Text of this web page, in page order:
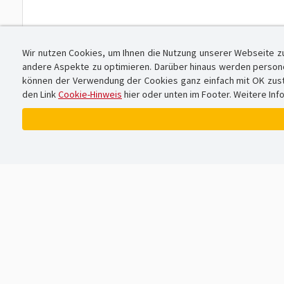
Wir nutzen Cookies, um Ihnen die Nutzung unserer
andere Aspekte zu optimieren. Darüber hinaus werden
können der Verwendung der Cookies ganz einfach mit OK
den LinkCookie-Hinweis hier oder unten im Footer. Weitere